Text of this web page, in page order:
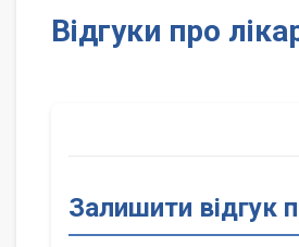
Відгуки про
Залишити відгук